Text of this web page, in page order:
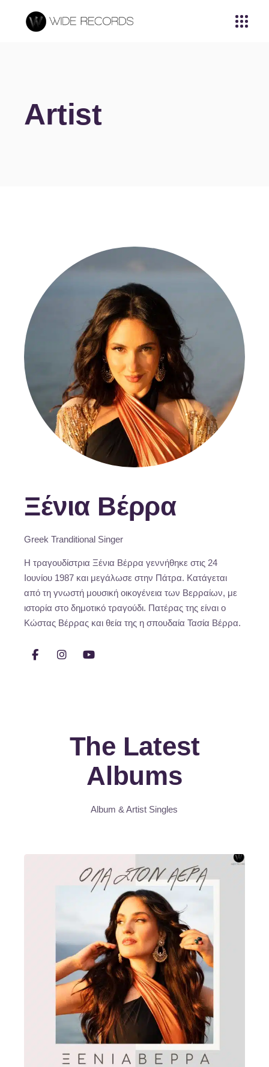
Artist
Ξένια Βέρρα
Greek Tranditional Singer
Η τραγουδίστρια Ξένια Βέρρα γεννήθηκε στις 24
Ιουνίου 1987 και μεγάλωσε στην Πάτρα. Κατάγεται
από τη γνωστή μουσική οικογένεια των Βερραίων, με
ιστορία στο δημοτικό τραγούδι. Πατέρας της είναι ο
Κώστας Βέρρας και θεία της η σπουδαία Τασία Βέρρα.
The Latest
Albums
Album & Artist Singles